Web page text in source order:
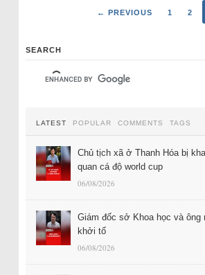
← PREVIOUS 1 2
SEARCH
LATEST POPULAR COMMENTS TAGS
Chủ tịch xã ở Thanh Hóa bị
quan cá độ world cup
06/08/2026
Giám đốc sở Khoa học và ông
khởi tố
06/08/2026